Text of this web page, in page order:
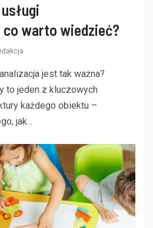
warto wiedzieć?
jest tak ważna?
to jeden z kluczowych
każdego obiektu –
jak...